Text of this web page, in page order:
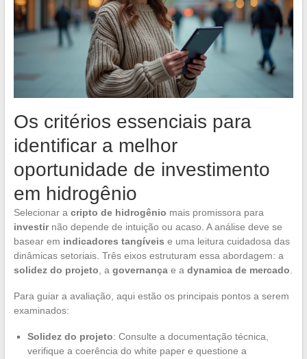
Os critérios essenciais para
identificar a melhor
oportunidade de investimento
em hidrogênio
Selecionar a cripto de hidrogênio mais promissora para
investirnão depende de intuição ou acaso. A análise deve se
basear em indicadores tangíveis e uma leitura cuidadosa das
dinâmicas setoriais. Três eixos estruturam essa abordagem: a
solidez do projeto , a governançae a dynamica de mercado
Para guiar a avaliação, aqui estão os principais pontos a serem
examinados:
Solidez do projeto: Consulte a documentação técnica,
verifique a coerência do white paper e questione a